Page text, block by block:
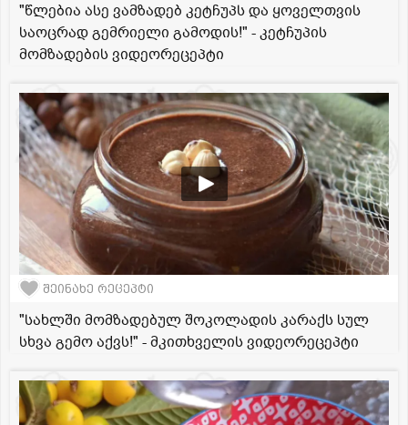
"წლებია ასე ვამზადებ კეტჩუპს და ყოველთვის
საოცრად გემრიელი გამოდის!" - კეტჩუპის
მომზადების ვიდეორეცეპტი
შეინახე რეცეპტი
"სახლში მომზადებულ შოკოლადის კარაქს სულ
სხვა გემო აქვს!" - მკითხველის ვიდეორეცეპტი